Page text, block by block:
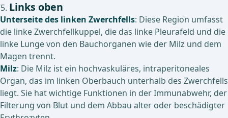
Links oben
Unterseite des linken Zwerchfells: Diese Region umfasst
die linke Zwerchfellkuppel, die das linke Pleurafeld und die
linke Lunge von den Bauchorganen wie der Milz und dem
Magen trennt.
Milz: Die Milz ist ein hochvaskuläres, intraperitoneales
Organ, das im linken Oberbauch unterhalb des Zwerchfells
liegt. Sie hat wichtige Funktionen in der Immunabwehr, der
Filterung von Blut und dem Abbau alter oder beschädigter